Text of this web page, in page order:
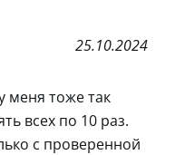
25.10.2024
меня тоже так
всех по 10 раз.
с проверенной